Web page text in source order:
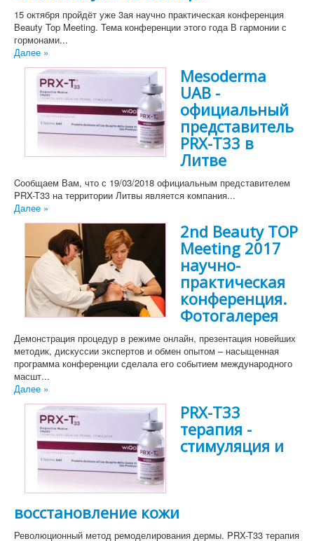
15 октября пройдёт уже 3ая научно практическая конференция
Beauty Top Meeting. Тема конференции этого года В гармонии с
гормонами...
Далее »
Mesoderma
UAB -
официальный
представитель
PRX-T33 в
Литве
Cообщаем Вам, что с 19/03/2018 официальным представителем
PRX-T33 на территории Литвы является компания...
Далее »
2nd Beauty TOP
Meeting 2017
научно-
практическая
конференция.
Фотогалерея
Демонстрация процедур в режиме онлайн, презентация новейших
методик, дискуссии экспертов и обмен опытом – насыщенная
программа конференции сделала его событием международного
масшт...
Далее »
PRX-T33
терапия -
стимуляция и
восстановление кожи
Революционный метод ремоделирования дермы. PRX-T33 терапия